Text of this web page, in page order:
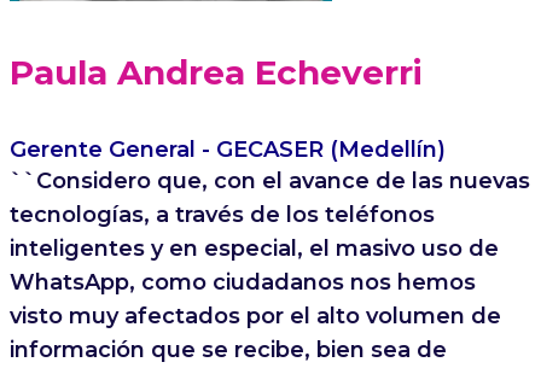
Paula Andrea Echeverri
Gerente General - GECASER (Medellín)
``Considero que, con el avance de las nuevas
tecnologías, a través de los teléfonos
inteligentes y en especial, el masivo uso de
WhatsApp, como ciudadanos nos hemos
visto muy afectados por el alto volumen de
información que se recibe, bien sea de